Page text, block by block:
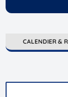
CALENDIER &